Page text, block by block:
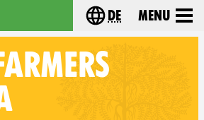
- Home Choose your
de Menu